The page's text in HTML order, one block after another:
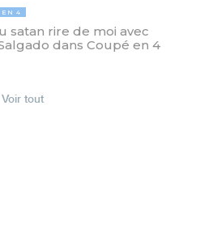
EN 4
satan rire de moi avec
dans Coupé en 4
Voir tout